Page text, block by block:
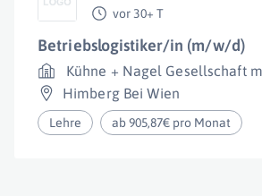
vor 30+ T
Betriebslogistiker/in (m/w/d)
Kühne + Nagel Gesellschaft
Himberg Bei Wien
Lehre ab 905,87€ pro Monat